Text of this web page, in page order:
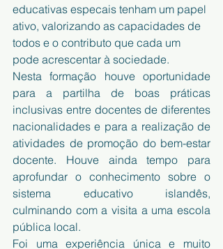
educativas especais tenham um papel
ativo, valorizando as capacidades de
todos e o contributo que cada um
pode acrescentar à sociedade.
Nesta formação houve oportunidade
para a partilha de boas práticas
inclusivas entre docentes de diferentes
nacionalidades e para a realização de
atividades de promoção do bem-estar
docente. Houve ainda tempo para
aprofundar o conhecimento sobre o
sistema educativo islandês,
culminando com a visita a uma escola
pública local.
Foi uma experiência única e muito